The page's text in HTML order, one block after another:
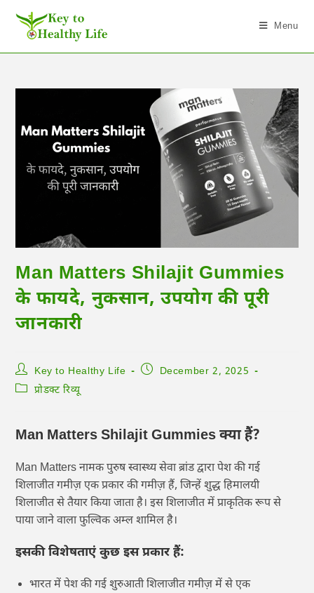
Menu
Man Matters Shilajit Gummies
के फायदे, नुकसान, उपयोग की पूरी
जानकारी
Key to Healthy Life
December 2, 2025
प्रोडक्ट रिव्यू
Man Matters Shilajit Gummies क्या हैं?
Man Matters नामक पुरुष स्वास्थ्य सेवा ब्रांड द्वारा पेश की गई
शिलाजीत गमीज़ एक प्रकार की गमीज़ हैं, जिन्हें शुद्ध हिमालयी
शिलाजीत से तैयार किया जाता है। इस शिलाजीत में प्राकृतिक रूप से
पाया जाने वाला फुल्विक अम्ल शामिल है।
इसकी विशेषताएं कुछ इस प्रकार हैं:
भारत में पेश की गई शुरुआती शिलाजीत गमीज़ में से एक